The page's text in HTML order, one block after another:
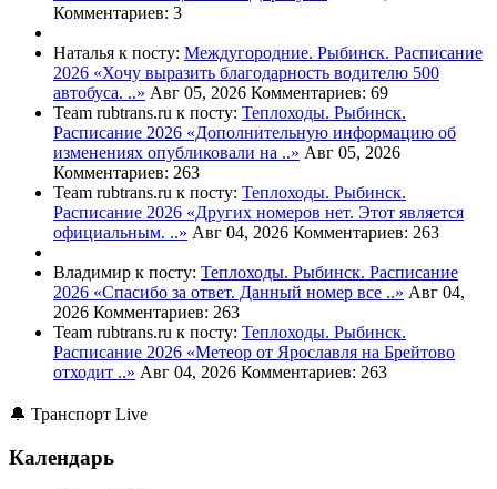
Комментариев: 3
Наталья к посту: Междугородние. Рыбинск. Расписание
2026 «Хочу выразить благодарность водителю 500
автобуса. ..» Авг 05, 2026 Комментариев: 69
Team rubtrans.ru к посту: Теплоходы. Рыбинск.
Расписание 2026 «Дополнительную информацию об
изменениях опубликовали на ..» Авг 05, 2026
Комментариев: 263
Team rubtrans.ru к посту: Теплоходы. Рыбинск.
Расписание 2026 «Других номеров нет. Этот является
официальным. ..» Авг 04, 2026 Комментариев: 263
Владимир к посту: Теплоходы. Рыбинск. Расписание
2026 «Спасибо за ответ. Данный номер все ..» Авг 04,
2026 Комментариев: 263
Team rubtrans.ru к посту: Теплоходы. Рыбинск.
Расписание 2026 «Метеор от Ярославля на Брейтово
отходит ..» Авг 04, 2026 Комментариев: 263
🔔 Транспорт Live
Календарь